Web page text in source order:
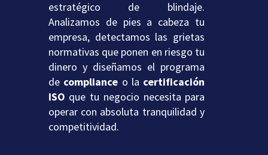
estratégico de blindaje.
Analizamos de pies a cabeza tu
empresa, detectamos las grietas
normativas que ponen en riesgo tu
dinero y diseñamos el programa
decompliance o la certificación
ISO que tu negocio necesita para
operar con absoluta tranquilidad y
competitividad.